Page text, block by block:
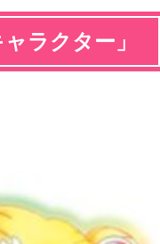
ラクター」